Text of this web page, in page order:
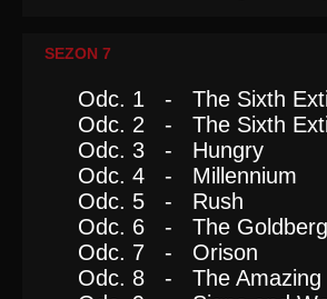
SEZON 7
Odc. 1 - The Sixth
Odc. 2 - The Sixth
Odc. 3 - Hungry
Odc. 4 - Millennium
Odc. 5 - Rush
Odc. 6 - The Goldberg
Odc. 7 - Orison
Odc. 8 - The Amazing